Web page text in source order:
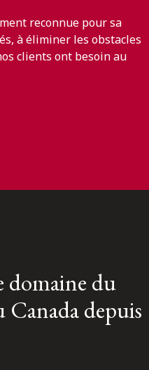
reconnue pour sa
à éliminer les obstacles
clients ont besoin au
domaine du
Canada depuis